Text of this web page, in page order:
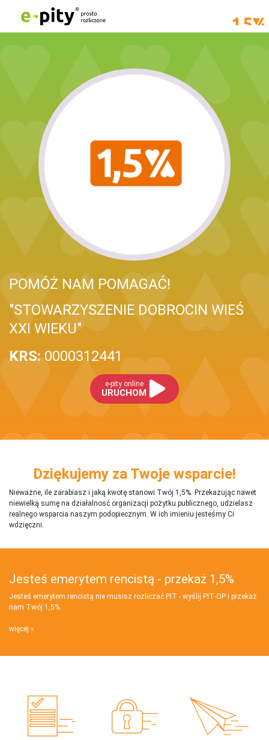
POMÓŻ NAM POMAGAĆ!
"STOWARZYSZENIE DOBROCIN WIEŚ
XXI WIEKU"
KRS: 0000312441
e-pity online
URUCHOM
Dziękujemy za Twoje wsparcie!
Nieważne, ile zarabiasz i jaką kwotę stanowi Twój 1,5%. Przekazując nawet
niewielką sumę na działalnosć organizacji pożytku publicznego, udzielasz
realnego wsparcia naszym podopiecznym. W ich imieniu jesteśmy Ci
wdzięczni.
Jesteś emerytem rencistą - przekaż 1,5%
Jesteś emerytem rencistą nie musisz rozliczać PIT - wyślij PIT‑OP i przekaż
nam Twój 1,5%
więcej